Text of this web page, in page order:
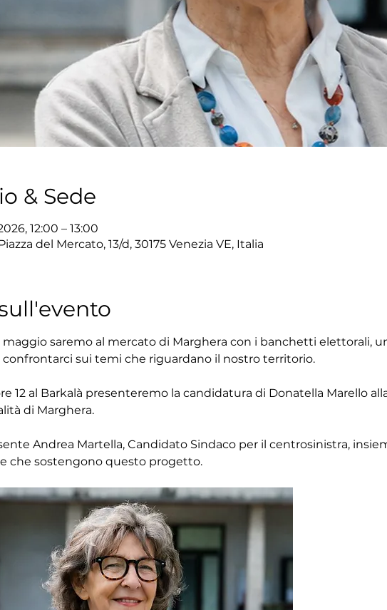
& Sede
12:00 – 13:00
del Mercato, 13/d, 30175 Venezia VE, Italia
maggio saremo al mercato di Marghera con i banchetti elettorali,
confrontarci sui temi che riguardano il nostro territorio.
12 al Barkalà presenteremo la candidatura di Donatella Marello
di Marghera.
Andrea Martella, Candidato Sindaco per il centrosinistra,
che sostengono questo progetto.